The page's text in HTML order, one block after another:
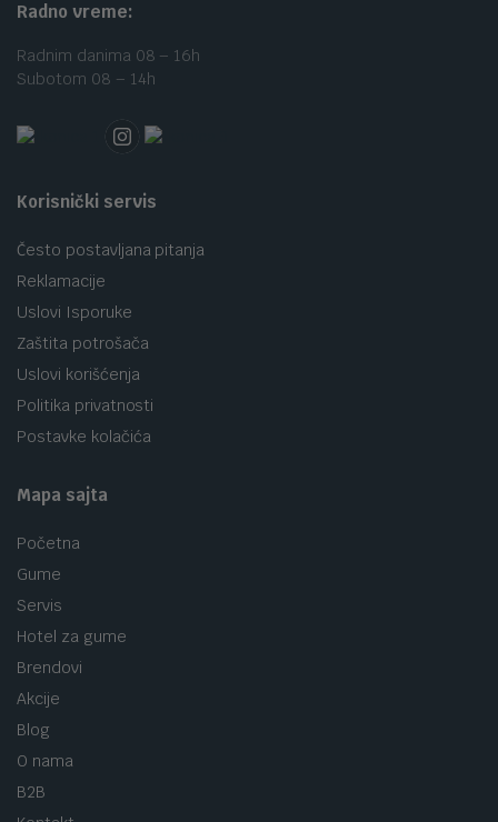
Radno vreme:
Radnim danima 08 – 16h
Subotom 08 – 14h
Korisnički servis
Često postavljana pitanja
Reklamacije
Uslovi Isporuke
Zaštita potrošača
Uslovi korišćenja
Politika privatnosti
Postavke kolačića
Mapa sajta
Početna
Gume
Servis
Hotel za gume
Brendovi
Akcije
Blog
O nama
B2B